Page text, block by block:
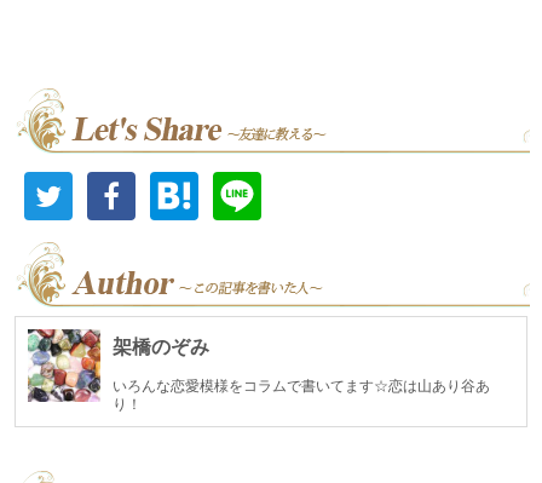
架橋のぞみ
いろんな恋愛模様をコラムで書いてます☆恋は山あり谷あ
り！